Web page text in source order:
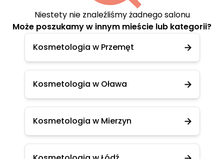
Niestety nie znaleźliśmy żadnego salonu
Może poszukamy w innym mieście lub kategorii?
Kosmetologia w Przemęt
Kosmetologia w Oława
Kosmetologia w Mierzyn